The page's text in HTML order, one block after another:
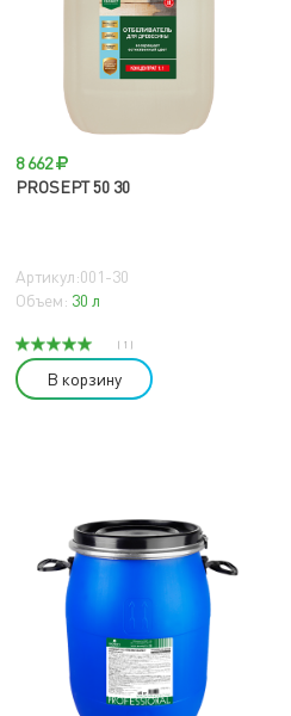
8 662
PROSEPT 50 30
Артикул:001-30
Объем: 30 л
( 1 )
В корзину